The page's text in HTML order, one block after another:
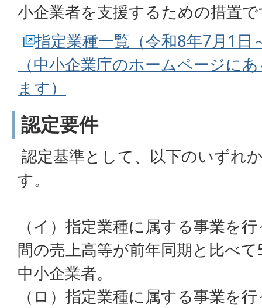
小企業者を支援するための措置
指定業種一覧（令和8年7月1日
（中小企業庁のホームページに
ます）
認定要件
認定基準として、以下のいずれ
す。
（イ）指定業種に属する事業を
間の売上高等が前年同期と比べ
中小企業者。
（ロ）指定業種に属する事業を